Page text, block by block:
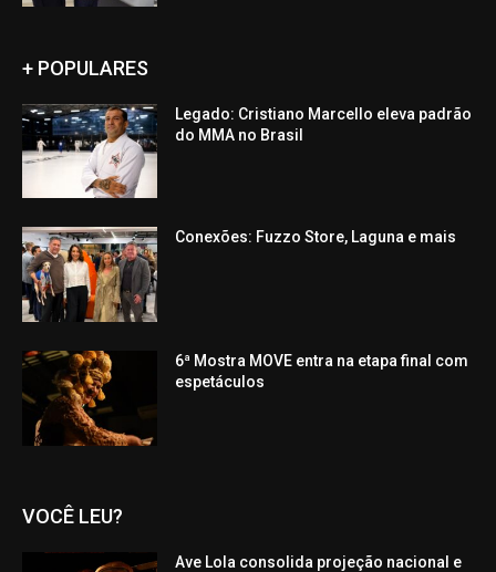
+ POPULARES
Legado: Cristiano Marcello eleva padrão
do MMA no Brasil
Conexões: Fuzzo Store, Laguna e mais
6ª Mostra MOVE entra na etapa final com
espetáculos
VOCÊ LEU?
Ave Lola consolida projeção nacional e